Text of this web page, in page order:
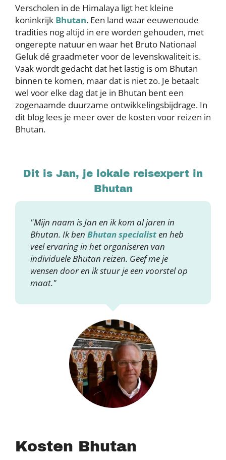
Verscholen in de Himalaya ligt het kleine
koninkrijk Bhutan. Een land waar eeuwenoude
tradities nog altijd in ere worden gehouden, met
ongerepte natuur en waar het Bruto Nationaal
Geluk dé graadmeter voor de levenskwaliteit is.
Vaak wordt gedacht dat het lastig is om Bhutan
binnen te komen, maar dat is niet zo. Je betaalt
wel voor elke dag dat je in Bhutan bent een
zogenaamde duurzame ontwikkelingsbijdrage. In
dit blog lees je meer over de kosten voor reizen in
Bhutan.
Dit is Jan, je lokale reisexpert in
Bhutan
"Mijn naam is Jan en ik kom al jaren in
Bhutan. Ik ben Bhutan specialisten heb
veel ervaring in het organiseren van
individuele Bhutan reizen. Geef me je
wensen door en ik stuur je een voorstel op
maat."
Kosten Bhutan